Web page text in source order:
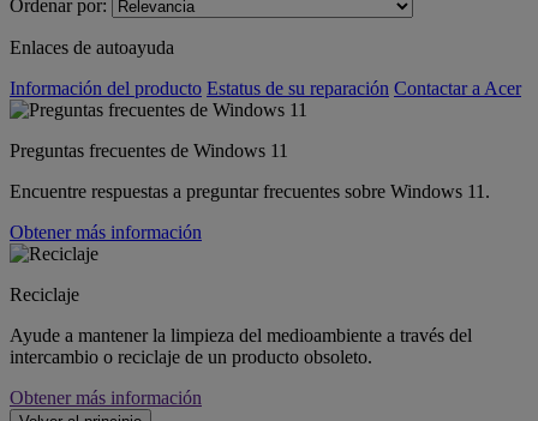
Ordenar por:
Enlaces de autoayuda
Información del producto Estatus de su reparación Contactar a Acer
Preguntas frecuentes de Windows 11
Encuentre respuestas a preguntar frecuentes sobre Windows 11.
Obtener más información
Reciclaje
Ayude a mantener la limpieza del medioambiente a través del
intercambio o reciclaje de un producto obsoleto.
Obtener más información